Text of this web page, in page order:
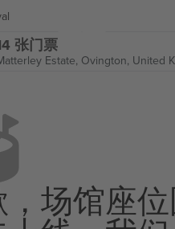
张门票
Estate, Ovington, United
场馆座